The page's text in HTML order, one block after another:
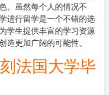
。虽然每个人的情况不
进行留学是一个不错的选
学生提供丰富的学习资源
造更加广阔的可能性。
法国大学毕